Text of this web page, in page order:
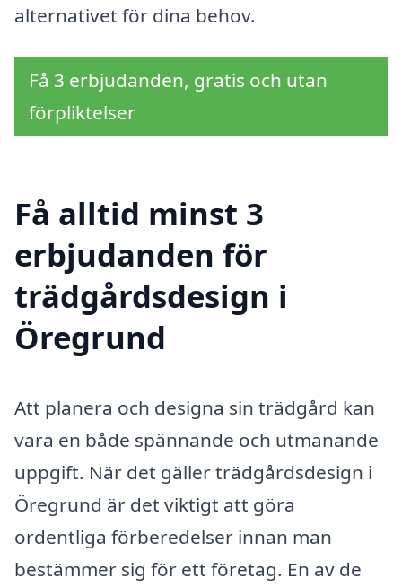
alternativet för dina behov.
Få 3 erbjudanden, gratis och utan
förpliktelser
Få alltid minst 3
erbjudanden för
trädgårdsdesign i
Öregrund
Att planera och designa sin trädgård kan
vara en både spännande och utmanande
uppgift. När det gäller trädgårdsdesign i
Öregrund är det viktigt att göra
ordentliga förberedelser innan man
bestämmer sig för ett företag. En av de